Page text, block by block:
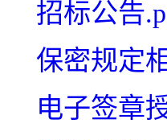
招标公告
保密规定
电子签章